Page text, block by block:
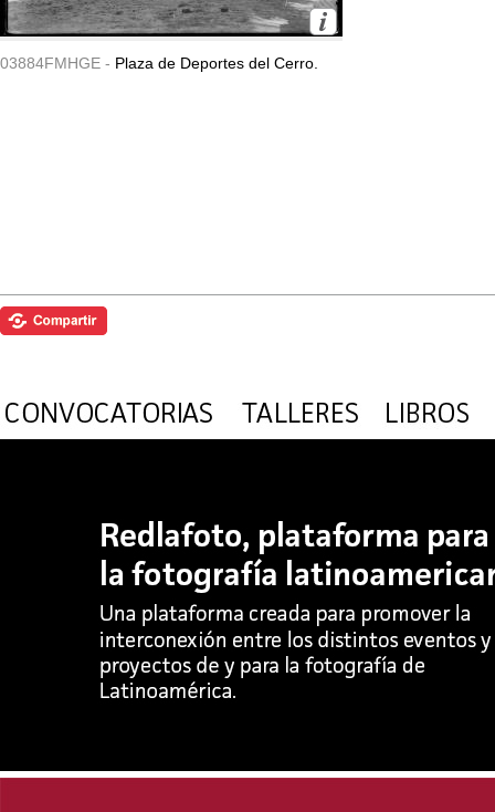
03884FMHGE - Plaza de Deportes del Cerro.